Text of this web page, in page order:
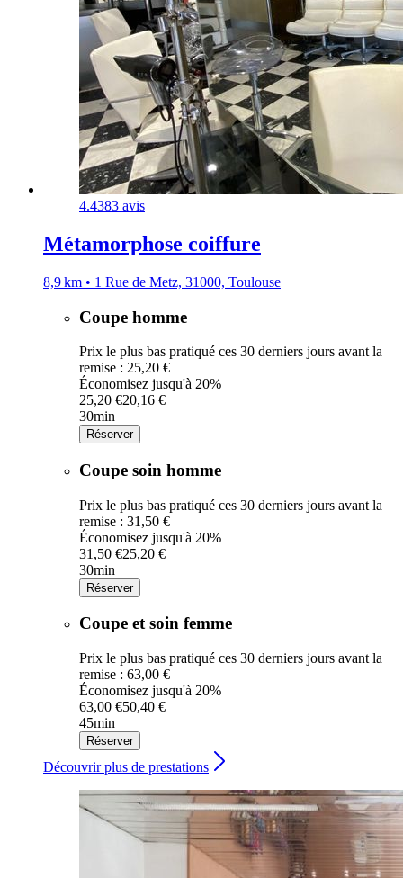
4.4383 avis
Métamorphose coiffure
8,9 km • 1 Rue de Metz, 31000, Toulouse
Coupe homme
Prix le plus bas pratiqué ces 30 derniers jours avant la
remise : 25,20 €
Économisez jusqu'à 20%
25,20 €20,16 €
30min
Réserver
Coupe soin homme
Prix le plus bas pratiqué ces 30 derniers jours avant la
remise : 31,50 €
Économisez jusqu'à 20%
31,50 €25,20 €
30min
Réserver
Coupe et soin femme
Prix le plus bas pratiqué ces 30 derniers jours avant la
remise : 63,00 €
Économisez jusqu'à 20%
63,00 €50,40 €
45min
Réserver
Découvrir plus de prestations